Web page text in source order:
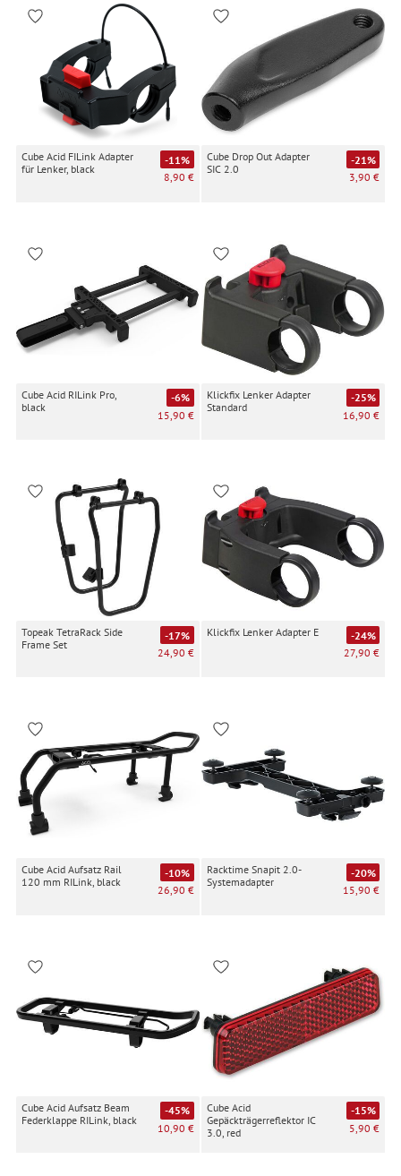
Cube Acid FILink Adapter
für Lenker, black
-11%
8,90 €
Cube Drop Out Adapter
SIC 2.0
-21%
3,90 €
Cube Acid RILink Pro,
black
-6%
15,90 €
Klickfix Lenker Adapter
Standard
-25%
16,90 €
Topeak TetraRack Side
Frame Set
-17%
24,90 €
Klickfix Lenker Adapter E
-24%
27,90 €
Cube Acid Aufsatz Rail
120 mm RILink, black
-10%
26,90 €
Racktime Snapit 2.0-
Systemadapter
-20%
15,90 €
Cube Acid Aufsatz Beam
Federklappe RILink, black
-45%
10,90 €
Cube Acid
Gepäckträgerreflektor IC
3.0, red
-15%
5,90 €